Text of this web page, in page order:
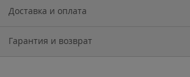
Доставка и оплата
Гарантия и возврат